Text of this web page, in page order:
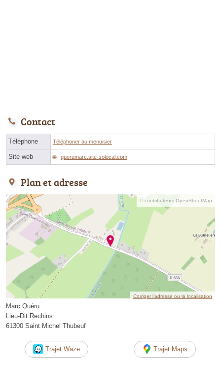
Contact
Téléphone Téléphoner au menuisier
Site web querumarc.site-solocal.com
Plan et adresse
© contributeurs OpenStreetMap
Corriger l’adresse ou la localisation
Marc Quéru
Lieu-Dit Rechins
61300 Saint Michel Thubeuf
Trajet Waze Trajet Maps